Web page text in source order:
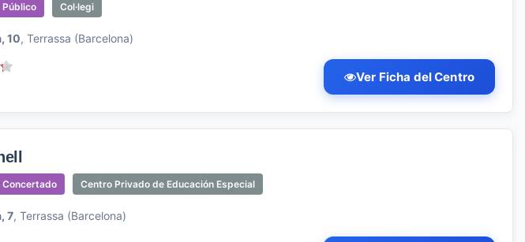
Col·legi
10, Terrassa (Barcelona)
Ver Ficha del Centro
Centro Privado de Educación Especial
7, Terrassa (Barcelona)